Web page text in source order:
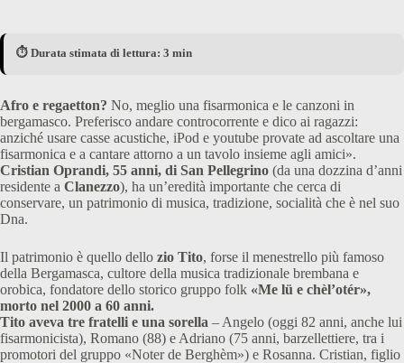
⏱️ Durata stimata di lettura: 3 min
Afro e regaetton? No, meglio una fisarmonica e le canzoni in
bergamasco. Preferisco andare controcorrente e dico ai ragazzi:
anziché usare casse acustiche, iPod e youtube provate ad ascoltare una
fisarmonica e a cantare attorno a un tavolo insieme agli amici».
Cristian Oprandi, 55 anni, di San Pellegrino (da una dozzina d’anni
residente a Clanezzo), ha un’eredità importante che cerca di
conservare, un patrimonio di musica, tradizione, socialità che è nel suo
Dna.
Il patrimonio è quello dello zio Tito, forse il menestrello più famoso
della Bergamasca, cultore della musica tradizionale brembana e
orobica, fondatore dello storico gruppo folk «Me lü e chèl’otér»,
morto nel 2000 a 60 anni.
Tito aveva tre fratelli e una sorella – Angelo (oggi 82 anni, anche lui
fisarmonicista), Romano (88) e Adriano (75 anni, barzellettiere, tra i
promotori del gruppo «Noter de Berghèm») e Rosanna. Cristian, figlio